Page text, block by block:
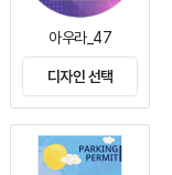
아우라_47
디자인 선택